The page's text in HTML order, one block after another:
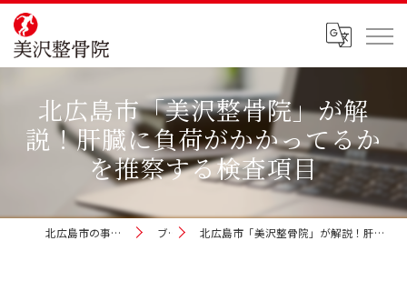
北広島市「美沢整骨院」が解
説！肝臓に負荷がかかってるか
を推察する検査項目
北広島市の事故治療なら美沢整骨院 ブログ 北広島市「美沢整骨院」が解説！肝臓に負荷がかかってるかを推察する検査項目